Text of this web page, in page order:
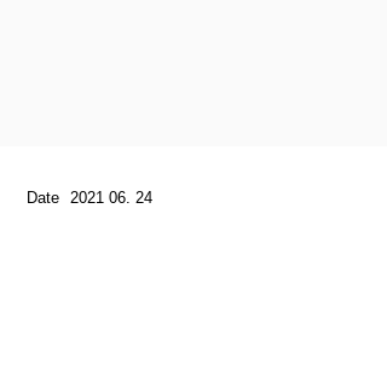
Date 2021 06. 24